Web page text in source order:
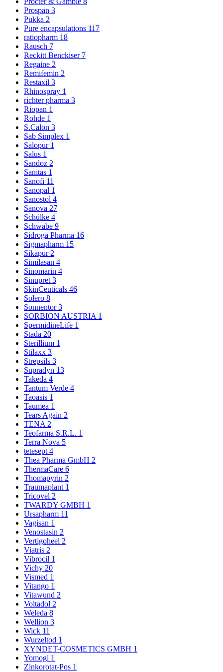
Prospan 3
Pukka 2
Pure encapsulations 117
ratiopharm 18
Rausch 7
Reckitt Benckiser 7
Regaine 2
Remifemin 2
Restaxil 3
Rhinospray 1
richter pharma 3
Riopan 1
Rohde 1
S.Calon 3
Sab Simplex 1
Salopur 1
Salus 1
Sandoz 2
Sanitas 1
Sanofi 11
Sanopal 1
Sanostol 4
Sanova 27
Schülke 4
Schwabe 9
Sidroga Pharma 16
Sigmapharm 15
Sikapur 2
Similasan 4
Sinomarin 4
Sinupret 3
SkinCeuticals 46
Solero 8
Sonnentor3
SORBION AUSTRIA 1
SpermidineLife 1
Stada 20
Sterillium 1
Stilaxx 3
Strepsils 3
Supradyn 13
Takeda 4
Tantum Verde 4
Taoasis 1
Taumea 1
Tears Again 2
TENA 2
Teofarma S.R.L. 1
Terra Nova 5
tetesept 4
Thea Pharma GmbH 2
ThermaCare 6
Thomapyrin 2
Traumaplant 1
Tricovel 2
TWARDY GMBH 1
Ursapharm 11
Vagisan 1
Venostasin 2
Vertigoheel 2
Viatris 2
Vibrocil 1
Vichy 20
Vismed 1
Vitango 1
Vitawund 2
Voltadol 2
Weleda 8
Wellion 3
Wick 11
Wurzeltod 1
XYNDET-COSMETICS GMBH 1
Yomogi 1
Zinkorotat-Pos 1